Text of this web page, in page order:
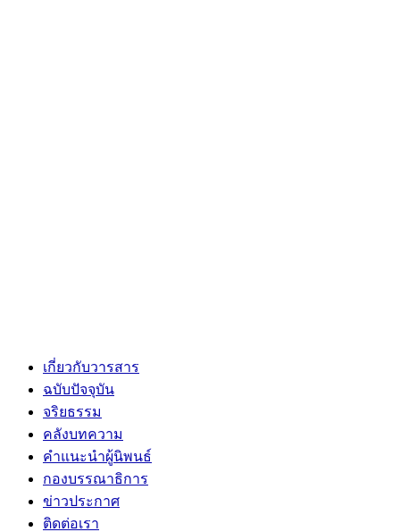
เกี่ยวกับวารสาร
ฉบับปัจจุบัน
จริยธรรม
คลังบทความ
คำแนะนำผู้นิพนธ์
กองบรรณาธิการ
ข่าวประกาศ
ติดต่อเรา